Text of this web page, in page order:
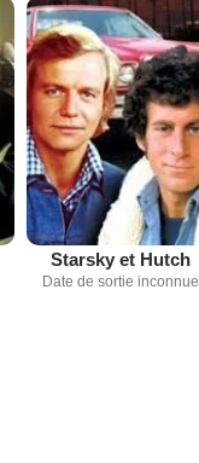
Starsky et Hutch
Date de sortie inconnue